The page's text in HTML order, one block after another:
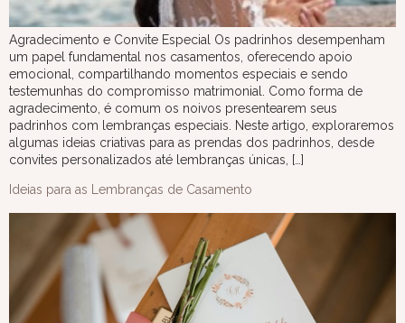
Agradecimento e Convite Especial Os padrinhos desempenham
um papel fundamental nos casamentos, oferecendo apoio
emocional, compartilhando momentos especiais e sendo
testemunhas do compromisso matrimonial. Como forma de
agradecimento, é comum os noivos presentearem seus
padrinhos com lembranças especiais. Neste artigo, exploraremos
algumas ideias criativas para as prendas dos padrinhos, desde
convites personalizados até lembranças únicas, […]
Ideias para as Lembranças de Casamento